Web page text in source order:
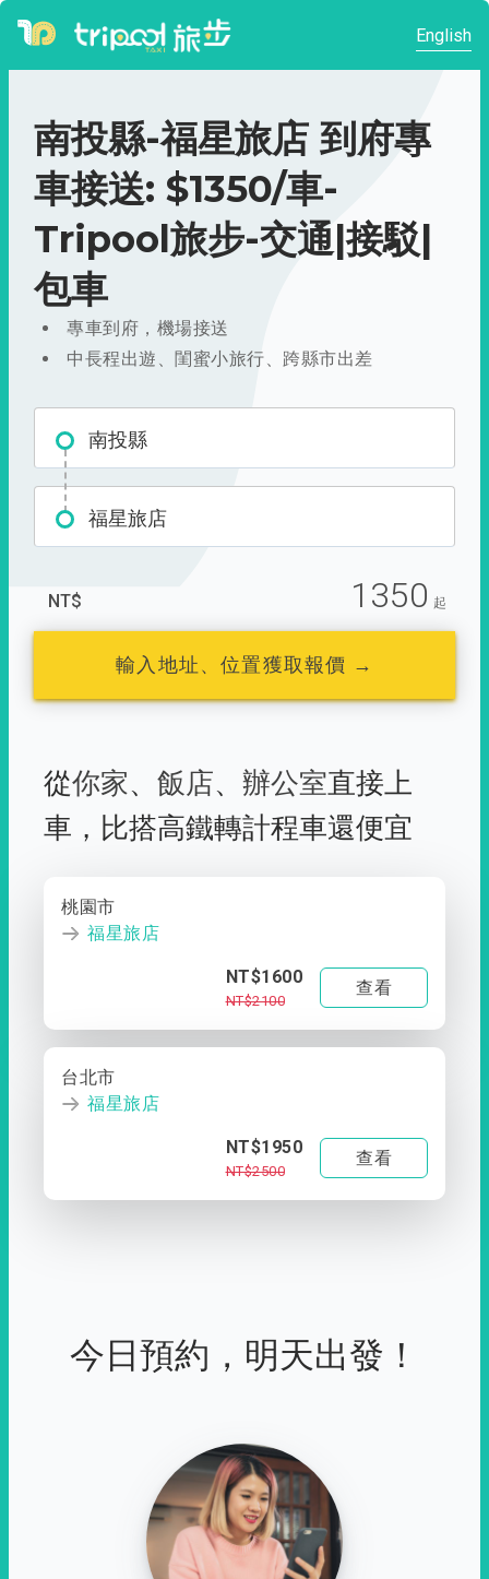
English
南投縣-福星旅店 到府專
車接送: $1350/車-
Tripool旅步-交通|接駁|
包車
專車到府，機場接送
中長程出遊、閨蜜小旅行、跨縣市出差
南投縣
福星旅店
NT$ 1350 起
輸入地址、位置獲取報價 →
從你家、 飯店、 辦公室直接上
車， 比搭高鐵轉計程車還便宜
桃園市
福星旅店
NT$1600
NT$2100
查看
台北市
福星旅店
NT$1950
NT$2500
查看
今日預約，明天出發！